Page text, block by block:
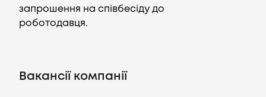
запрошення на співбесіду до
роботодавця.
Вакансії компанії